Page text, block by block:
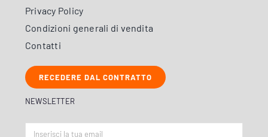
Privacy Policy
Condizioni generali di vendita
Contatti
RECEDERE DAL CONTRATTO
NEWSLETTER